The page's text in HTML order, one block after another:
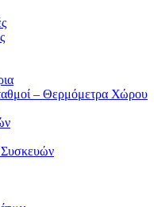
– Θερμόμετρα Χώρου